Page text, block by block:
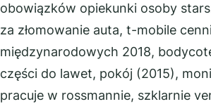
obowiązków opiekunki osoby
za złomowanie auta, t-mobile
międzynarodowych 2018,
części do lawet, pokój (2015),
pracuje w rossmannie, szklarnie